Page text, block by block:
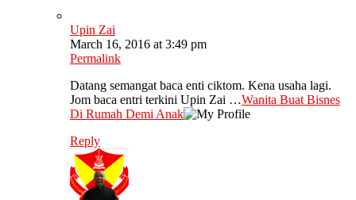
Upin Zai
March 16, 2016 at 3:49 pm
Permalink
Datang semangat baca enti ciktom. Kena usaha lagi.
Jom baca entri terkini Upin Zai …Wanita Buat Bisnes
Di Rumah Demi Anak
Reply